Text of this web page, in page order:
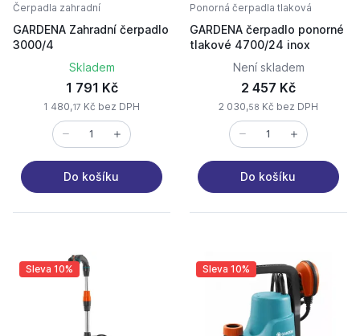
Čerpadla zahradní
GARDENA Zahradní čerpadlo
3000/4
Skladem
1 791 Kč
1 480,17 Kč bez DPH
Do košíku
Ponorná čerpadla tlaková
GARDENA čerpadlo ponorné
tlakové 4700/24 inox
Není skladem
2 457 Kč
2 030,58 Kč bez DPH
Do košíku
Sleva 10% Sleva 10%